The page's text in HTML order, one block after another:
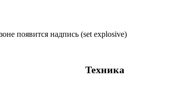
появится надпись (set explosive)
Техника